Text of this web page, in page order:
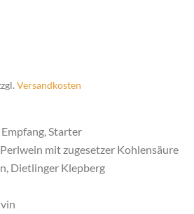
Versandkosten
Starter
Perlwein mit zugesetzer Kohlensäure
Dietlinger Klepberg